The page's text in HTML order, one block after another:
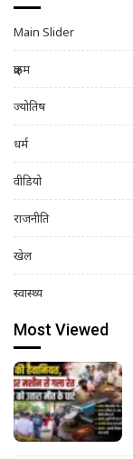
Main Slider
क्राइम
ज्योतिष
धर्म
वीडियो
राजनीति
खेल
स्वास्थ्य
Most Viewed